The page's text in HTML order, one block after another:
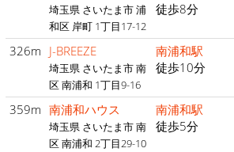
埼玉県 さいたま市 浦
和区 岸町 1丁目17-12
徒歩8分
326m J-BREEZE
埼玉県 さいたま市 南
区 南浦和 1丁目9-16
南浦和駅
徒歩10分
359m 南浦和ハウス
埼玉県 さいたま市 南
区 南浦和 2丁目29-10
南浦和駅
徒歩5分